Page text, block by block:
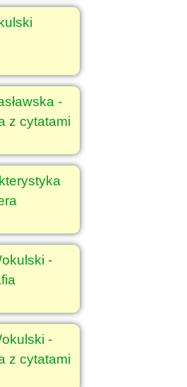
-
z cytatami
-
-
z cytatami